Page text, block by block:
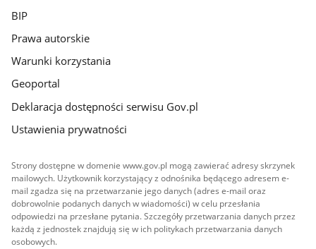
BIP
Prawa autorskie
Warunki korzystania
Geoportal
Deklaracja dostępności serwisu Gov.pl
Ustawienia prywatności
Strony dostępne w domenie www.gov.pl mogą zawierać adresy skrzynek
mailowych. Użytkownik korzystający z odnośnika będącego adresem e-
mail zgadza się na przetwarzanie jego danych (adres e-mail oraz
dobrowolnie podanych danych w wiadomości) w celu przesłania
odpowiedzi na przesłane pytania. Szczegóły przetwarzania danych przez
każdą z jednostek znajdują się w ich politykach przetwarzania danych
osobowych.